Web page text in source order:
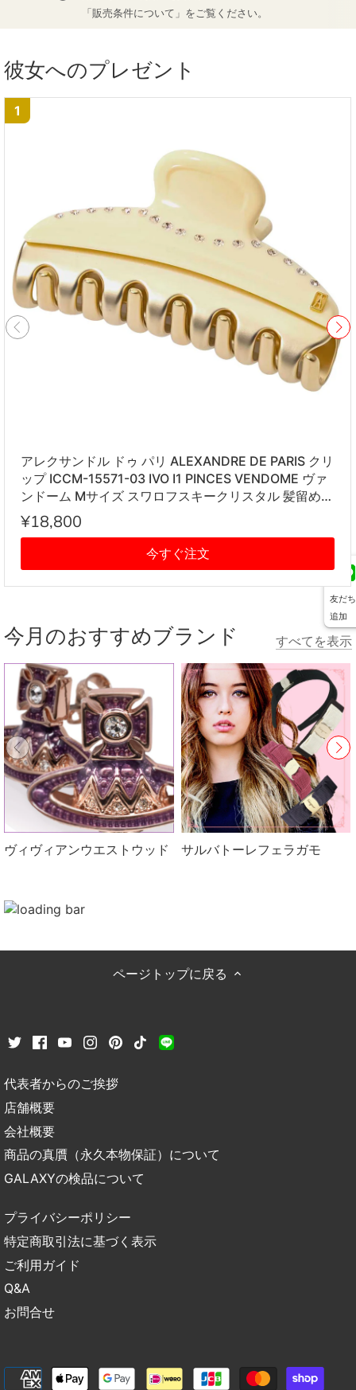
友だち
追加
「販売条件について」をご覧ください。
彼女へのプレゼント
1
アレクサンドル ドゥ パリ ALEXANDRE DE PARIS クリ
ップ ICCM-15571-03 IVO I1 PINCES VENDOME ヴァ
ンドーム Mサイズ スワロフスキークリスタル 髪留め
レディース アイボリー系
¥18,800
今すぐ注文
今月のおすすめブランド すべてを表示
ヴィヴィアンウエストウッド サルバトーレフェラガモ
ページトップに戻る
代表者からのご挨拶
店舗概要
会社概要
商品の真贋（永久本物保証）について
GALAXYの検品について
プライバシーポリシー
特定商取引法に基づく表示
ご利用ガイド
Q&A
お問合せ